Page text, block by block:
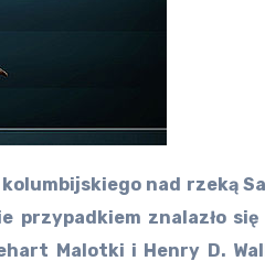
nad rzeką
przypadkiem znalazło
Malotki i Henry D.